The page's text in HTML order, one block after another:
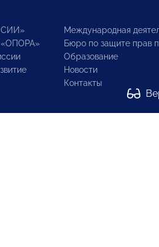
«ОПОРА»
Международная
Бюро по защите прав
Образование
Новости
Контакты